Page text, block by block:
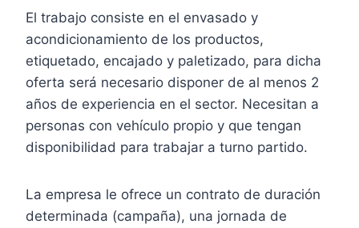
El trabajo consiste en el envasado y
acondicionamiento de los productos,
etiquetado, encajado y paletizado, para dicha
oferta será necesario disponer de al menos 2
años de experiencia en el sector. Necesitan a
personas con vehículo propio y que tengan
disponibilidad para trabajar a turno partido.
La empresa le ofrece un contrato de duración
determinada (campaña), una jornada de